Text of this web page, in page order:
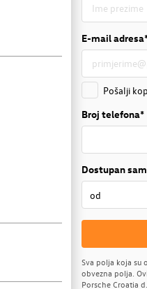
E-mail
Pošalji
Broj telefona*
Dostupan
Sva polja koja su
obvezna polja.
Porsche Croatia